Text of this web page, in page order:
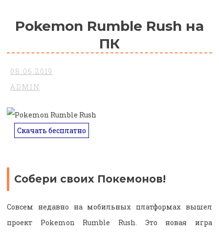
Pokemon Rumble Rush на
ПК
08.06.2019
ADMIN
Скачать бесплатно
Собери своих Покемонов!
Совсем недавно на мобильных платформах вышел
проект Pokemon Rumble Rush. Это новая игра